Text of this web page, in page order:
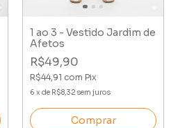
1 ao 3 - Vestido Jardim de
Afetos
R$49,90
R$44,91 com Pix
6 x de R$8,32 sem juros
Comprar